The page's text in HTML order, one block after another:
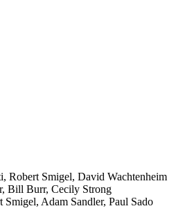
Robert Smigel, David Wachtenheim
Bill Burr, Cecily Strong
Smigel, Adam Sandler, Paul Sado